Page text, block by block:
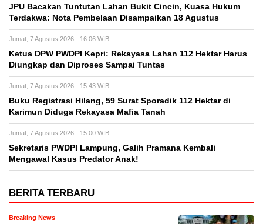
JPU Bacakan Tuntutan Lahan Bukit Cincin, Kuasa Hukum
Terdakwa: Nota Pembelaan Disampaikan 18 Agustus
Jumat, 7 Agustus 2026 - 16:06 WIB
Ketua DPW PWDPI Kepri: Rekayasa Lahan 112 Hektar Harus
Diungkap dan Diproses Sampai Tuntas
Jumat, 7 Agustus 2026 - 15:43 WIB
Buku Registrasi Hilang, 59 Surat Sporadik 112 Hektar di
Karimun Diduga Rekayasa Mafia Tanah
Jumat, 7 Agustus 2026 - 15:00 WIB
Sekretaris PWDPI Lampung, Galih Pramana Kembali
Mengawal Kasus Predator Anak!
BERITA TERBARU
Breaking News